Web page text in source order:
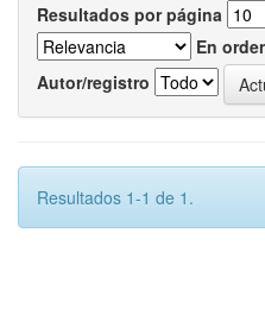
Resultados por página
En
Autor/registro
Resultados 1-1 de 1.